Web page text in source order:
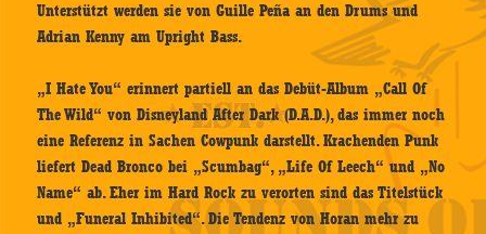
Unterstützt werden sie von Guille Peña an den Drums und
Adrian Kenny am Upright Bass.
„I Hate You“ erinnert partiell an das Debüt-Album „Call Of
The Wild“ von Disneyland After Dark (D.A.D.), das immer noch
eine Referenz in Sachen Cowpunk darstellt. Krachenden Punk
liefert Dead Bronco bei „Scumbag“, „Life Of Leech“ und „No
Name“ ab. Eher im Hard Rock zu verorten sind das Titelstück
und „Funeral Inhibited“. Die Tendenz von Horan mehr zu